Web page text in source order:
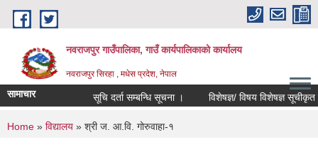
Skip to main content
नवराजपुर गाउँपालिका, गाउँ कार्यपालिकाको कार्यालय
नवराजपुर सिरहा , मधेस प्रदेश, नेपाल
सामाचार सूचि दर्ता सम्बन्धि सूचना । विशेषज्ञ/ विषय विशेषज्ञ सूचीकृत
You are here
Home » विद्यालय » श्री ज. आ.वि. गोरुवाहा-१